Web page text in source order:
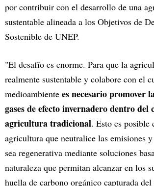
por contribuir con el desarrollo de una
sustentable alineada a los Objetivos de
Sostenible de UNEP.
"El desafío es enorme. Para que la
realmente sustentable y colabore con el
medioambiente es necesario promover
gases de efecto invernadero dentro del
agricultura tradicional. Esto es posible
agricultura que neutralice las emisiones y
sea regenerativa mediante soluciones
naturaleza que permitan alcanzar en los
huella de carbono orgánico capturada del